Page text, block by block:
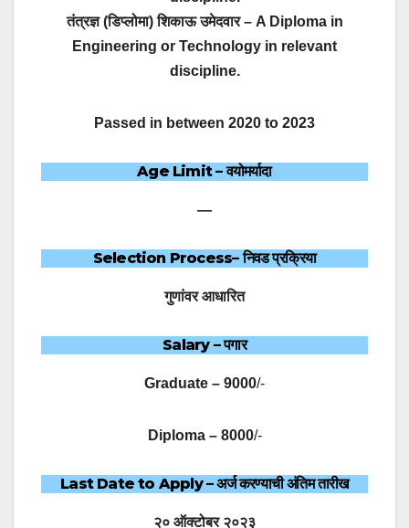
तंत्रज्ञ (डिप्लोमा) शिकाऊ उमेदवार – A Diploma in
Engineering or Technology in relevant
discipline.
Passed in between 2020 to 2023
Age Limit– वयोमर्यादा
—
Selection Process– निवड प्रक्रिया
गुणांवर आधारित
Salary– पगार
Graduate – 9000/-
Diploma – 8000/-
Last Date to Apply– अर्ज करण्याची अंतिम तारीख
२० ऑक्टोबर २०२३